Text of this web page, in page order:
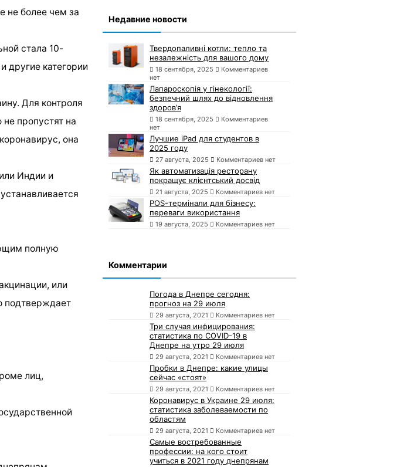
не более чем за
стала 10-
другие категории
Для контроля
пропустят на
она
Индии и
полную
или
подтверждает
лиц,
Недавние новости
Твердопаливні котли: тепло та
незалежність для вашого дому
18 сентября, 2025
Комментариев
нет
Лапароскопія у гінекології:
безпечний шлях до відновлення
здоров’я
18 сентября, 2025
Комментариев
нет
Лучшие iPad для студентов в
2025 году
27 августа, 2025 Комментариев нет
Як автоматизація ресторану
покращує клієнтський досвід
21 августа, 2025 Комментариев нет
POS-термінали для бізнесу:
переваги використання
19 августа, 2025 Комментариев нет
Комментарии
Погода в Днепре сегодня:
прогноз на 29 июля
29 августа, 2021 Комментариев нет
Три случая инфицирования:
статистика по COVID-19 в
Днепре на утро 29 июля
29 августа, 2021 Комментариев нет
Пробки в Днепре: какие улицы
сейчас «стоят»
29 августа, 2021 Комментариев нет
Коронавирус в Украине 29 июля:
статистика заболеваемости по
областям
29 августа, 2021 Комментариев нет
Самые востребованные
профессии: на кого стоит
учиться в 2021 году днепрянам